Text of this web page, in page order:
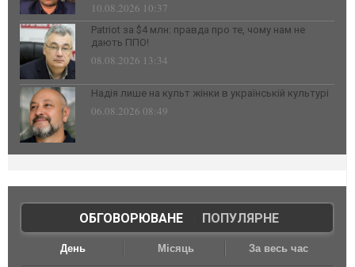
10.08.2026 10:37
Patriot за $4 млн: правда про те, чому нам не
дають ППО!
08.08.2026 13:34
Надія лише на культ жінки в українській культурі
06.08.2026 08:49
ОБГОВОРЮВАНЕ| ПОПУЛЯРНЕ
День Місяць За весь час